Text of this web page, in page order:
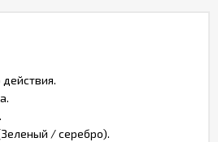
/ серебро).